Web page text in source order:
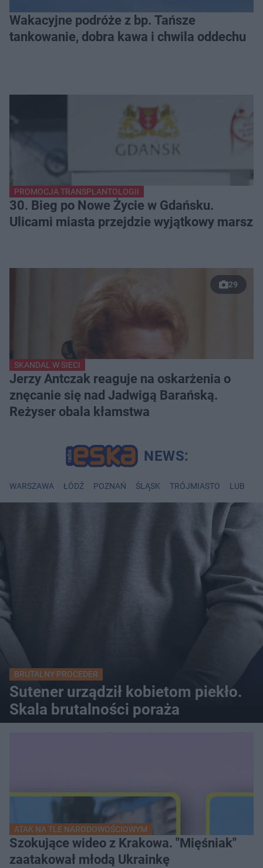
Wakacyjne podróże z bp. Tańsze
tankowanie, dobra kawa i chwila oddechu
PROMOCJA TRANSPLANTOLOGII
30. Bieg po Nowe Życie w Gdańsku.
Ulicami miasta przejdzie wyjątkowy marsz
29
SKANDAL W SIECI
Jerzy Antczak reaguje na oskarżenia o
znęcanie się nad Jadwigą Barańską.
Reżyser obala kłamstwa
WARSZAWA ŁÓDŹ POZNAŃ ŚLĄSK TRÓJMIASTO LUBLIN
BRUTALNY PROCEDER
Sutener urządził kobietom piekło.
Skala brutalności poraża
ATAK NA TLE NARODOWOŚCIOWYM
Szokujące wideo z Krakowa. "Mięśniak"
zaatakował młodą Ukrainkę